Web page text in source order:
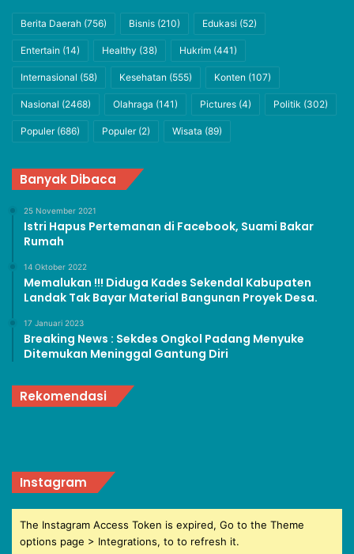
Berita Daerah (756) Bisnis (210) Edukasi (52)
Entertain (14) Healthy (38) Hukrim (441)
Internasional (58) Kesehatan (555) Konten (107)
Nasional (2468) Olahraga (141) Pictures (4) Politik (302)
Populer(686) Populer(2) Wisata (89)
Banyak Dibaca
25 November 2021
Istri Hapus Pertemanan di Facebook, Suami Bakar
Rumah
14 Oktober 2022
Memalukan !!! Diduga Kades Sekendal Kabupaten
Landak Tak Bayar Material Bangunan Proyek Desa.
17 Januari 2023
Breaking News : Sekdes Ongkol Padang Menyuke
Ditemukan Meninggal Gantung Diri
Rekomendasi
Instagram
The Instagram Access Token is expired, Go to the Theme
options page > Integrations, to to refresh it.